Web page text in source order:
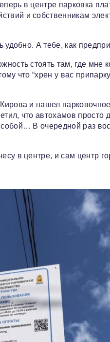
в центре парковка
и собственникам
удобно. А тебе, как
стоять там, где мне
что “хрен у вас
и нашел
что автохамов просто
В очередной раз
в центре, и сам центр